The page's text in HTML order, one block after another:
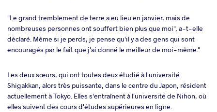
"Le grand tremblement de terre a eu lieu en janvier, mais de
nombreuses personnes ont souffert bien plus que moi", a-t-elle
déclaré. Même si je perds, je pense qu'il y a des gens qui sont
encouragés par le fait que j'ai donné le meilleur de moi-même."
Les deux sœurs, qui ont toutes deux étudié à l'université
Shigakkan, alors très puissante, dans le centre du Japon, résident
actuellement à Tokyo. Elles s'entraînent à l'université de Nihon, où
elles suivent des cours d'études supérieures en ligne.